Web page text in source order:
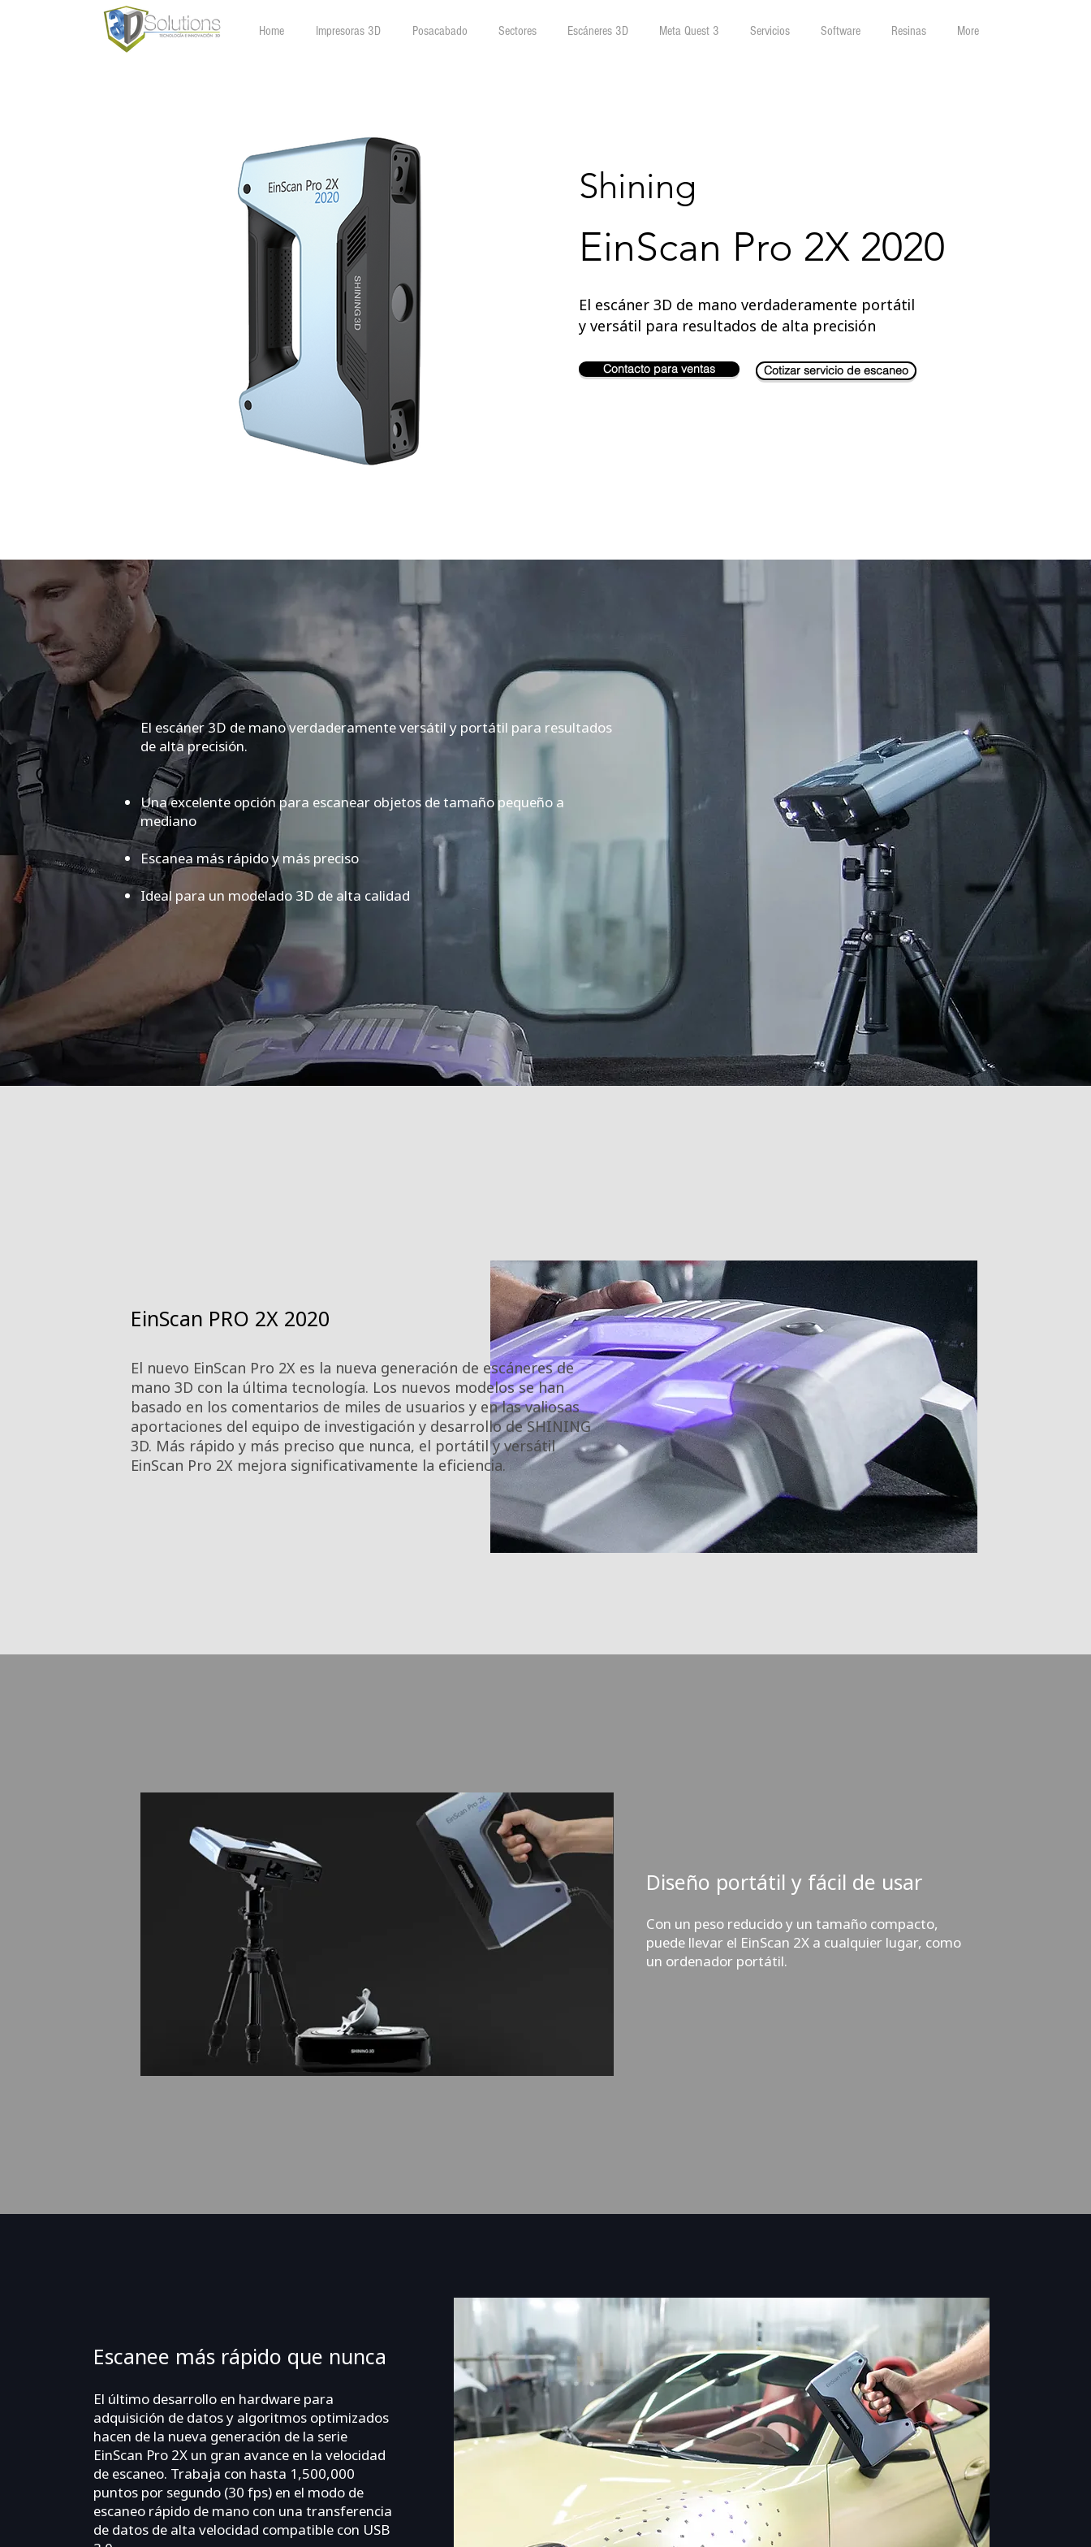
Home Impresoras 3D Posacabado Sectores Escáneres 3D Meta Quest 3 Servicios Software Resinas More
Shining
EinScan Pro 2X 2020
El escáner 3D de mano verdaderamente portátil
y versátil para resultados de alta precisión
Contacto para ventas Cotizar servicio de escaneo
El escáner 3D de mano verdaderamente versátil y portátil para resultados
de alta precisión.
Una excelente opción para escanear objetos de tamaño pequeño a
mediano
Escanea más rápido y más preciso
Ideal para un modelado 3D de alta calidad
EinScan PRO 2X 2020
El nuevo EinScan Pro 2X es la nueva generación de escáneres de
mano 3D con la última tecnología. Los nuevos modelos se han
basado en los comentarios de miles de usuarios y en las valiosas
aportaciones del equipo de investigación y desarrollo de SHINING
3D. Más rápido y más preciso que nunca, el portátil y versátil
EinScan Pro 2X mejora significativamente la eficiencia.
Diseño portátil y fácil de usar
Con un peso reducido y un tamaño compacto,
puede llevar el EinScan 2X a cualquier lugar, como
un ordenador portátil.
Escanee más rápido que nunca
El último desarrollo en hardware para
adquisición de datos y algoritmos optimizados
hacen de la nueva generación de la serie
EinScan Pro 2X un gran avance en la velocidad
de escaneo. Trabaja con hasta 1,500,000
puntos por segundo (30 fps) en el modo de
escaneo rápido de mano con una transferencia
de datos de alta velocidad compatible con USB